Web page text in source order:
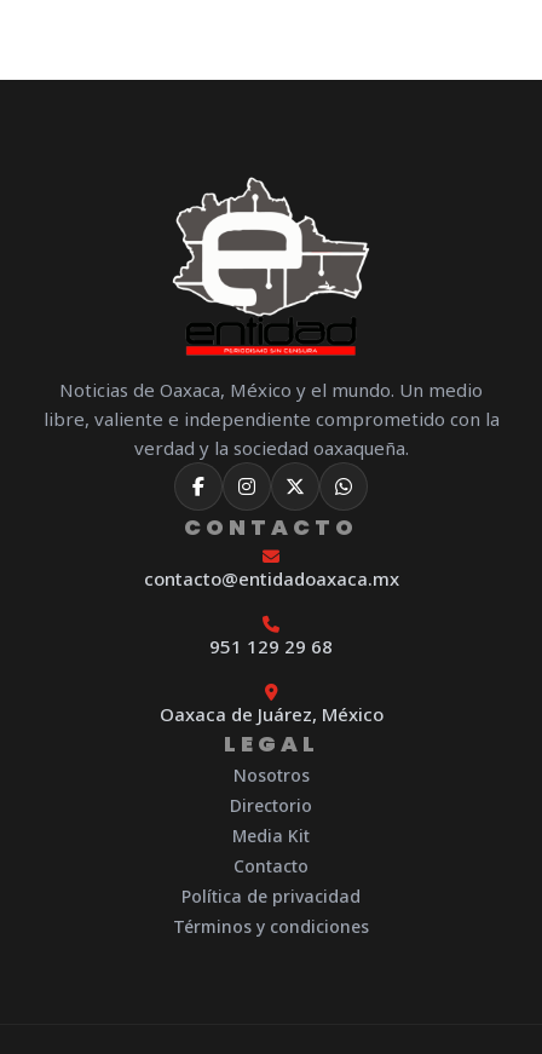
Noticias de Oaxaca, México y el mundo. Un medio
libre, valiente e independiente comprometido con la
verdad y la sociedad oaxaqueña.
CONTACTO
contacto@entidadoaxaca.mx
951 129 29 68
Oaxaca de Juárez, México
LEGAL
Nosotros
Directorio
Media Kit
Contacto
Política de privacidad
Términos y condiciones